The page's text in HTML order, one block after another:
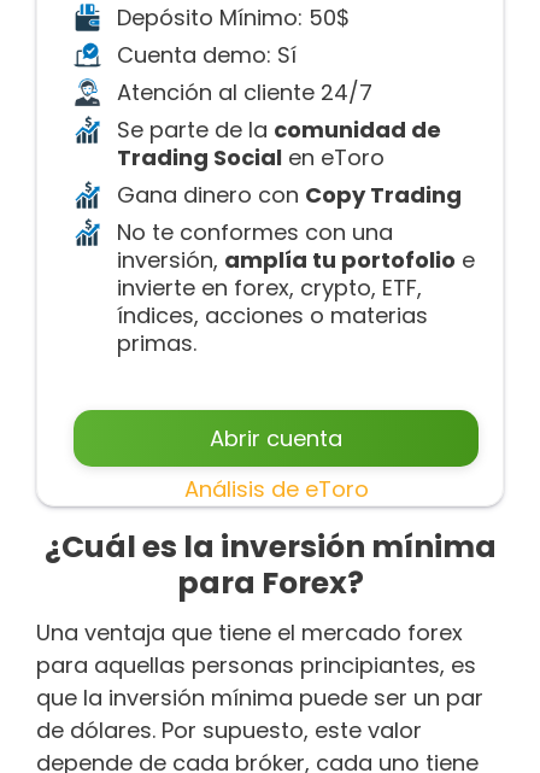
Depósito Mínimo: 50$
Cuenta demo: Sí
Atención al cliente 24/7
Se parte de la comunidad de
Trading Social en eToro
Gana dinero con Copy Trading
No te conformes con una
inversión, amplía tu portofolio e
invierte en forex, crypto, ETF,
índices, acciones o materias
primas.
Abrir cuenta
Análisis de eToro
¿Cuál es la inversión mínima
para Forex?
Una ventaja que tiene el mercado forex
para aquellas personas principiantes, es
que la inversión mínima puede ser un par
de dólares. Por supuesto, este valor
depende de cada bróker, cada uno tiene